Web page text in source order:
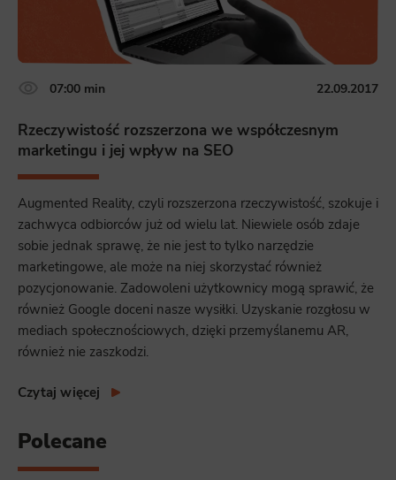
07:00 min 22.09.2017
Rzeczywistość rozszerzona we współczesnym
marketingu i jej wpływ na SEO
Augmented Reality, czyli rozszerzona rzeczywistość, szokuje i
zachwyca odbiorców już od wielu lat. Niewiele osób zdaje
sobie jednak sprawę, że nie jest to tylko narzędzie
marketingowe, ale może na niej skorzystać również
pozycjonowanie. Zadowoleni użytkownicy mogą sprawić, że
również Google doceni nasze wysiłki. Uzyskanie rozgłosu w
mediach społecznościowych, dzięki przemyślanemu AR,
również nie zaszkodzi.
Czytaj więcej
Polecane